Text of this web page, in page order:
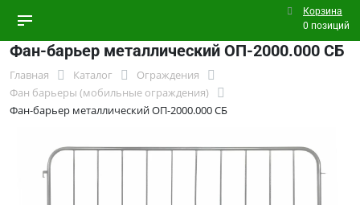
Корзина
0 позиций
Фан-барьер металлический ОП-2000.000 СБ
Главная Каталог
Ограждения
Фан барьеры (мобильные ограждения)
Фан-барьер металлический ОП-2000.000 СБ